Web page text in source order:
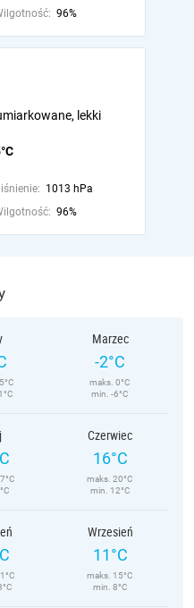
96%
lekki
1013 hPa
96%
Marzec
-2°C
maks. 0°C
min. -6°C
Czerwiec
16°C
maks. 20°C
min. 12°C
Wrzesień
11°C
maks. 15°C
min. 8°C